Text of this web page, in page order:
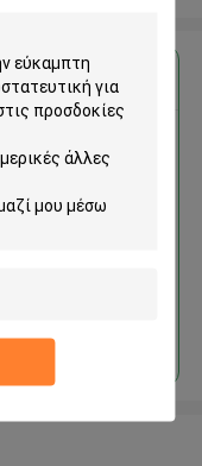
τιμή για
μάνικα
για το